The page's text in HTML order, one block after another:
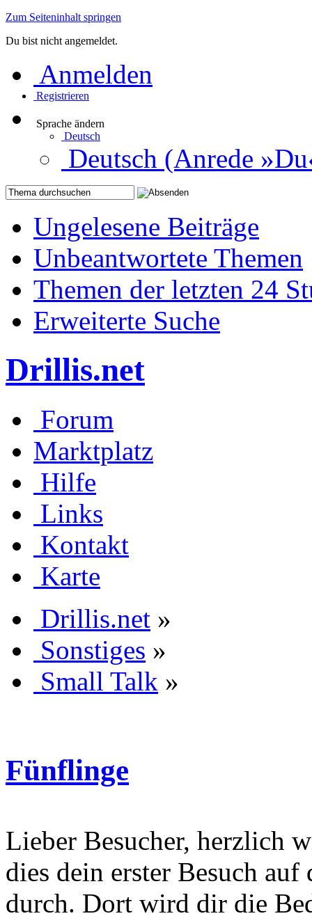
Zum Seiteninhalt springen
Du bist nicht angemeldet.
Anmelden
Registrieren
Sprache ändern
Deutsch
Deutsch (Anrede
Ungelesene Beiträge
Unbeantwortete Themen
Themen der letzten 24
Erweiterte Suche
Drillis.net
Forum
Marktplatz
Hilfe
Links
Kontakt
Karte
Drillis.net »
Sonstiges »
Small Talk »
Fünflinge
Lieber Besucher, herzlich
dies dein erster Besuch
durch. Dort wird dir die